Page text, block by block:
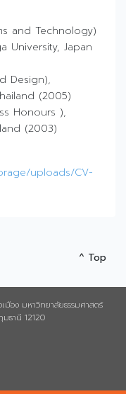
and Technology)
University, Japan
Design),
(2005)
Honours ),
(2003)
uploads/CV-
^ Top
อง มหาวิทยาลัยธรรมศาสตร์
ธานี 12120